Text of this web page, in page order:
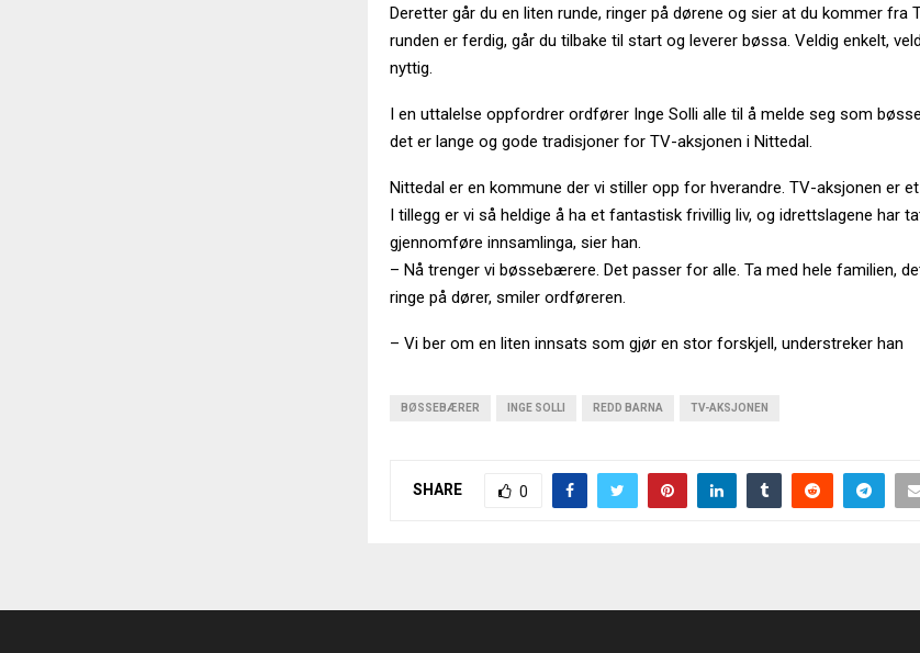
Deretter går du en liten runde, ringer på dørene og sier at du kommer fra
runden er ferdig, går du tilbake til start og leverer bøssa. Veldig enkelt,
nyttig.
I en uttalelse oppfordrer ordfører Inge Solli alle til å melde seg som
det er lange og gode tradisjoner for TV-aksjonen i Nittedal.
Nittedal er en kommune der vi stiller opp for hverandre. TV-aksjonen er
I tillegg er vi så heldige å ha et fantastisk frivillig liv, og idrettslagene har
gjennomføre innsamlinga, sier han.
– Nå trenger vi bøssebærere. Det passer for alle. Ta med hele familien,
ringe på dører, smiler ordføreren.
– Vi ber om en liten innsats som gjør en stor forskjell, understreker han
BØSSEBÆRER INGE SOLLI REDD BARNA TV-AKSJONEN
SHARE 0